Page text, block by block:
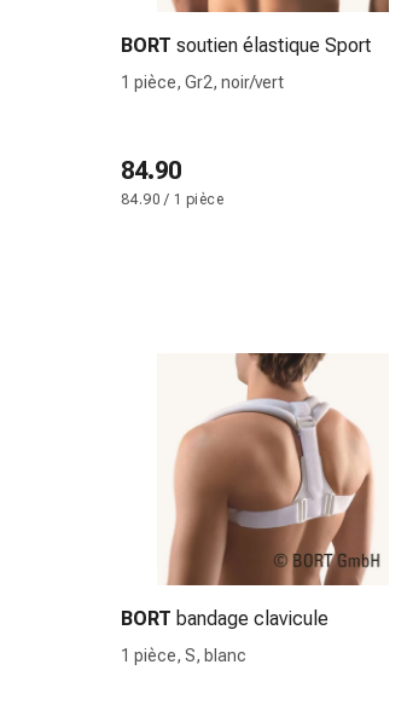
pansements
Pansements
adhésifs
plaies
Sprays
plaies
adhésifs
Pommade
tirer
médicaux
Oreilles
BORT soutien élastique Sport
1 pièce, Gr2, noir/vert
84.90
84.90 / 1 pièce
BORT bandage clavicule
1 pièce, S, blanc